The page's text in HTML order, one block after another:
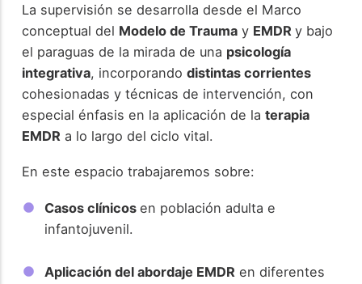
La supervisión se desarrolla desde el Marco
conceptual del Modelo de Traumay EMDR y bajo
el paraguas de la mirada de una psicología
integrativa, incorporando distintas corrientes
cohesionadas y técnicas de intervención, con
especial énfasis en la aplicación de la terapia
EMDR a lo largo del ciclo vital.
En este espacio trabajaremos sobre:
Casos clínicos en población adulta e
infantojuvenil.
Aplicación del abordaje EMDR en diferentes